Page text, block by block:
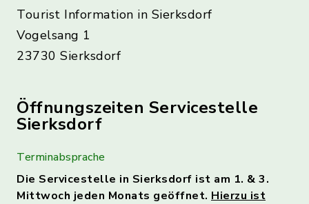
Tourist Information in Sierksdorf
Vogelsang 1
23730 Sierksdorf
Öffnungszeiten Servicestelle
Sierksdorf
Terminabsprache
Die Servicestelle in Sierksdorf ist am 1. & 3.
Mittwoch jeden Monats geöffnet. Hierzu ist